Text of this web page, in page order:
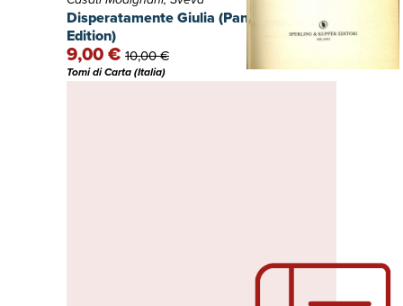
Disperatamente Giulia (Pandora) (Italian
Edition)
9,00 € 10,00 €
Tomi di Carta (Italia)